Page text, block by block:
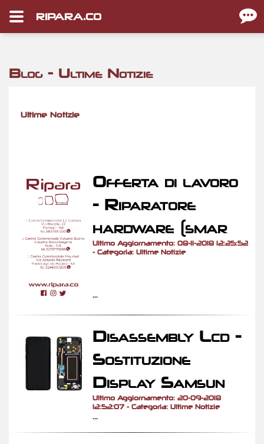
RIPARA.CO
Blog - Ultime Notizie
Ultime Notizie
Offerta di lavoro
- Riparatore
hardware (smar
Ultimo Aggiornamento: 08-11-2018 12:25:52
- Categoria: Ultime Notizie
...
Disassembly Lcd -
Sostituzione
Display Samsun
Ultimo Aggiornamento: 20-09-2018
12:52:07 - Categoria: Ultime Notizie
...